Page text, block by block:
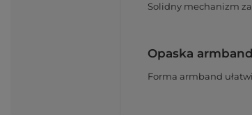
Solidny mechanizm
Opaska
Forma armband